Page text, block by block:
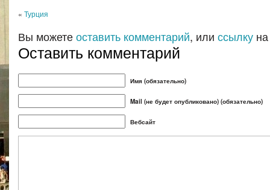
« Турция
Вы можетеоставить комментарий, или ссылку
Оставить комментарий
Имя (обязательно)
Mail (не будет опубликовано) (обязательно)
Вебсайт